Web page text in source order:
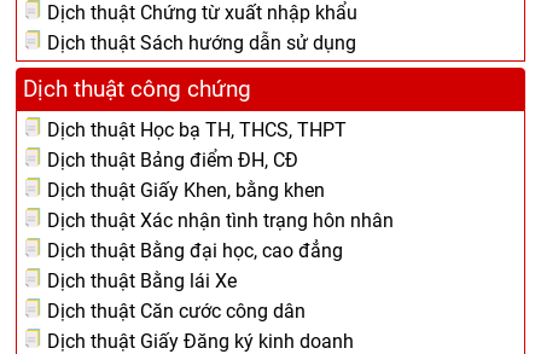
Dịch thuật Chứng từ xuất nhập khẩu
Dịch thuật Sách hướng dẫn sử dụng
Dịch thuật công chứng
Dịch thuật Học bạ TH, THCS, THPT
Dịch thuật Bảng điểm ĐH, CĐ
Dịch thuật Giấy Khen, bằng khen
Dịch thuật Xác nhận tình trạng hôn nhân
Dịch thuật Bằng đại học, cao đẳng
Dịch thuật Bằng lái Xe
Dịch thuật Căn cước công dân
Dịch thuật Giấy Đăng ký kinh doanh